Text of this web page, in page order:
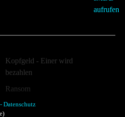
Kopfgeld - Einer wird
bezahlen
Ransom
1996
Datenschutz